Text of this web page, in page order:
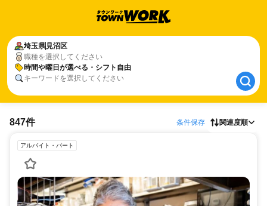
埼玉県 見沼区
職種を選択してください
時間や曜日が選べる・シフト自由
キーワードを選択してください
埼玉県 見沼区
時間や曜日が選べる・シフト自由
847件 条件保存 関連度順
アルバイト・パート